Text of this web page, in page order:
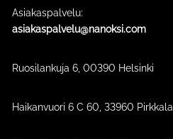
Asiakaspalvelu:
asiakaspalvelu@nanoksi.com
Ruosilankuja 6, 00390 Helsinki
Haikanvuori 6 C 60​, 33960 Pirkkala